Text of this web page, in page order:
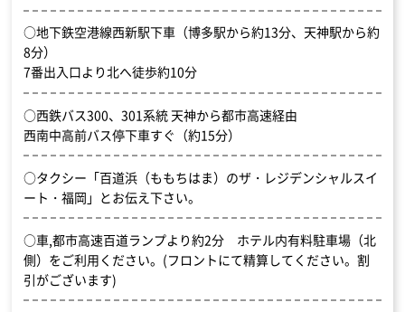
○地下鉄空港線西新駅下車（博多駅から約13分、天神駅から約
8分）
7番出入口より北へ徒歩約10分
○西鉄バス300、301系統 天神から都市高速経由
西南中高前バス停下車すぐ（約15分）
○タクシー「百道浜（ももちはま）のザ・レジデンシャルスイ
ート・福岡」とお伝え下さい。
○車,都市高速百道ランプより約2分 ホテル内有料駐車場（北
側）をご利用ください。(フロントにて精算してください。割
引がございます)